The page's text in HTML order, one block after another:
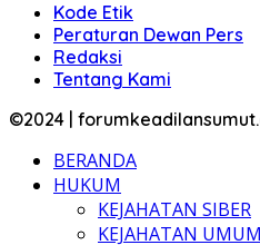
Kode Etik
Peraturan Dewan Pers
Redaksi
Tentang Kami
©2024 |
BERANDA
HUKUM
KEJAHATAN SIBER
KEJAHATAN UMUM